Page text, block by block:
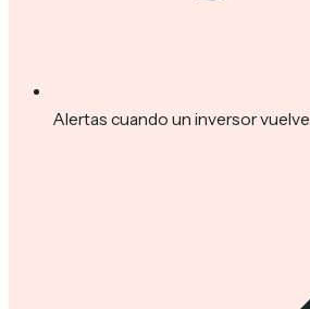
Alertas cuando un inversor vuelve